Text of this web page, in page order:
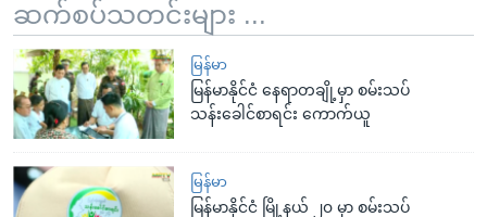
ဆက်စပ်သတင်းများ ...
မြန်မာ
မြန်မာနိုင်ငံ နေရာတချို့မှာ စမ်းသပ်
သန်းခေါင်စာရင်း ကောက်ယူ
မြန်မာ
မြန်မာနိုင်ငံ မြို့နယ် ၂၀ မှာ စမ်းသပ်